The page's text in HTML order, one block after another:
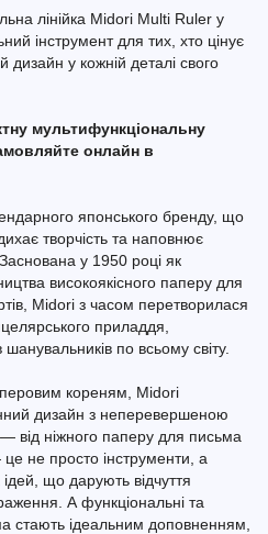
лінійка Midori Multi Ruler у
інструмент для тих, хто цінує
дизайн у кожній деталі свого
мультифункціональну
онлайн в
японського бренду, що
творчість та наповнює
у 1950 році як
високоякісного паперу для
Midori з часом перетворилася
приладдя,
по всьому світу.
кореням, Midori
дизайн з неперевершеною
— від ніжного паперу для письма
не просто інструменти, а
що дарують відчуття
А функціональні та
стають ідеальним доповненням,